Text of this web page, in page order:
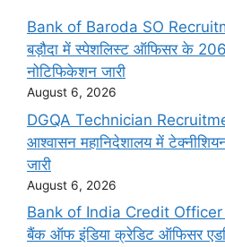
Bank of Baroda SO
बड़ौदा में स्पेशलिस्ट ऑफिसर के 206
नोटिफिकेशन जारी
August 6, 2026
DGQA Technician
आश्वासन महानिदेशालय में
जारी
August 6, 2026
Bank of India Credit
बैंक ऑफ इंडिया क्रेडिट ऑफिसर